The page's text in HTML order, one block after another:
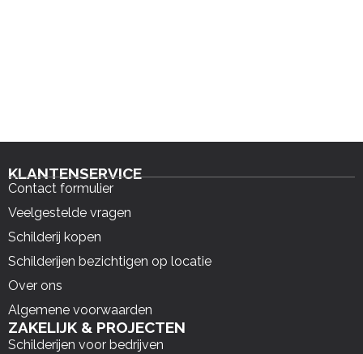
KLANTENSERVICE
Contact formulier
Veelgestelde vragen
Schilderij kopen
Schilderijen bezichtigen op locatie
Over ons
Algemene voorwaarden
ZAKELIJK & PROJECTEN
Schilderijen voor bedrijven